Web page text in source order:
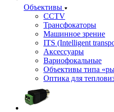
Объективы
CCTV
Трансфокаторы
Машинное зрение
ITS (Intelligent
Аксессуары
Вариофокальные
Объективы типа
Оптика для